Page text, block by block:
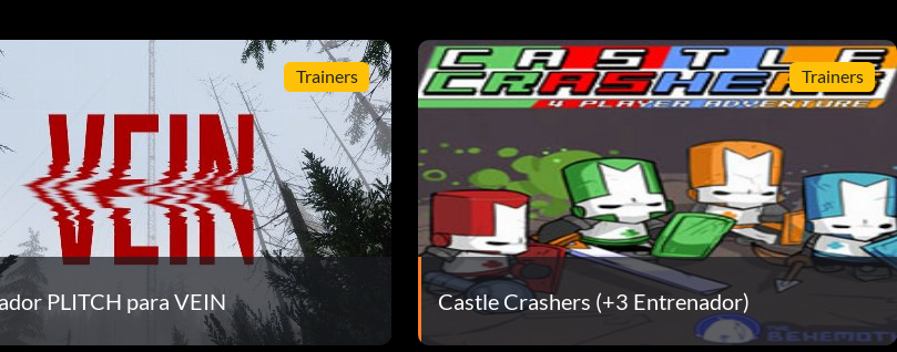
Trainers
PLITCH para VEIN
Trainers
Castle Crashers (+3 Entrenador)